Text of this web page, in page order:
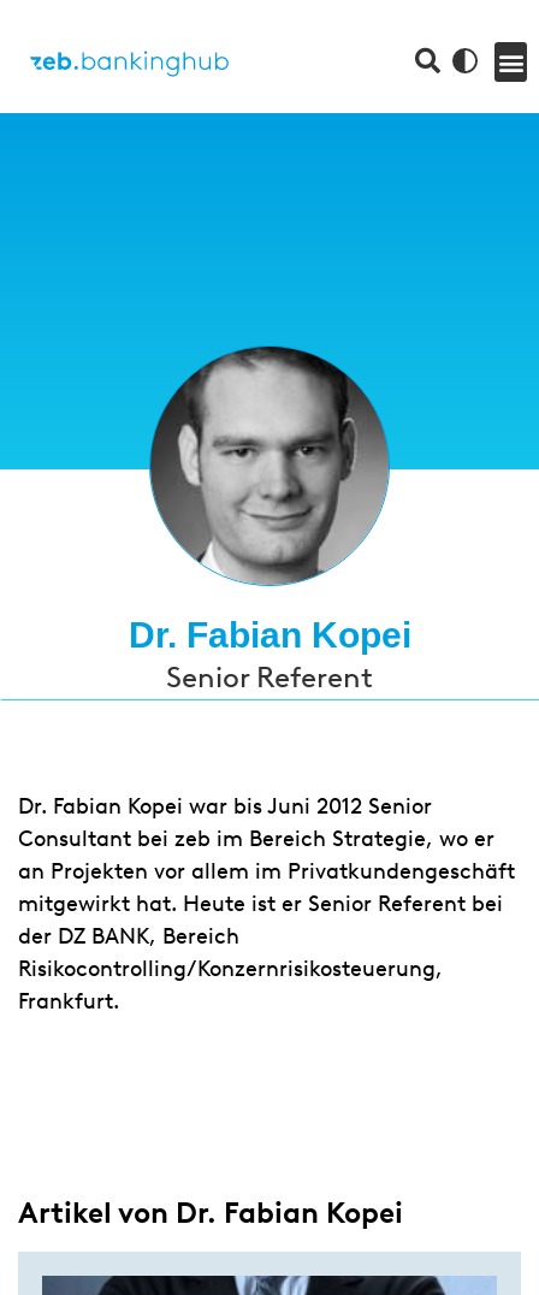
Dr. Fabian Kopei
Senior Referent
Dr. Fabian Kopei war bis Juni 2012 Senior
Consultant bei zeb im Bereich Strategie, wo er
an Projekten vor allem im Privatkundengeschäft
mitgewirkt hat. Heute ist er Senior Referent bei
der DZ BANK, Bereich
Risikocontrolling/Konzernrisikosteuerung,
Frankfurt.
Artikel von Dr. Fabian Kopei